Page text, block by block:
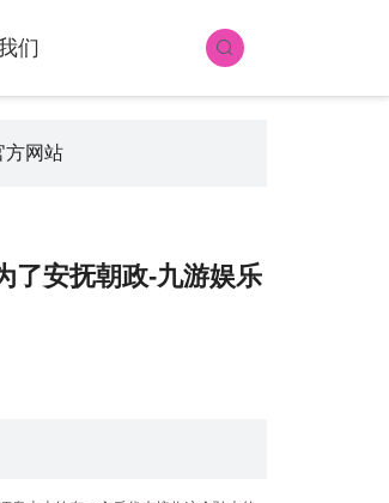
们
方网站
了安抚朝政-九游娱乐